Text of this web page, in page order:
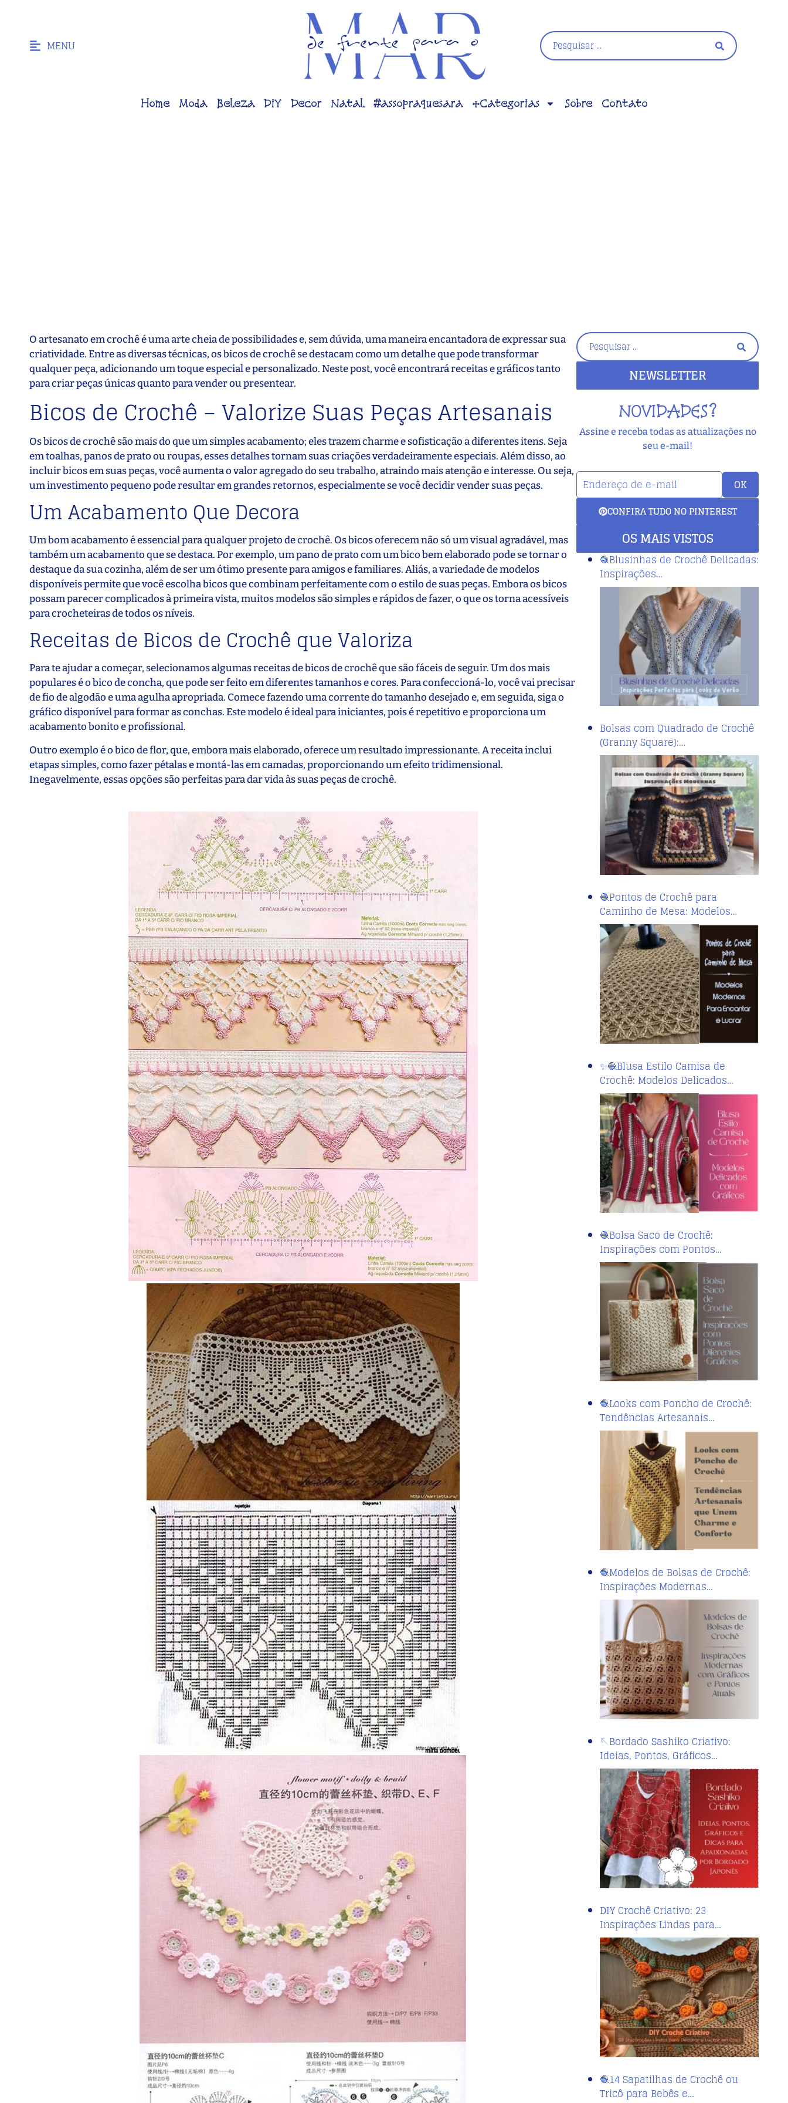
MENU
Home Moda Beleza DiY Decor Natal #assopraquesara +Categorias Sobre Contato
O artesanato em crochê é uma arte cheia de possibilidades e, sem dúvida, uma maneira encantadora de expressar sua
criatividade. Entre as diversas técnicas, os bicos de crochê se destacam como um detalhe que pode transformar
qualquer peça, adicionando um toque especial e personalizado. Neste post, você encontrará receitas e gráficos tanto
para criar peças únicas quanto para vender ou presentear.
Bicos de Crochê – Valorize Suas Peças Artesanais
Os bicos de crochê são mais do que um simples acabamento; eles trazem charme e sofisticação a diferentes itens. Seja
em toalhas, panos de prato ou roupas, esses detalhes tornam suas criações verdadeiramente especiais. Além disso, ao
incluir bicos em suas peças, você aumenta o valor agregado do seu trabalho, atraindo mais atenção e interesse. Ou seja,
um investimento pequeno pode resultar em grandes retornos, especialmente se você decidir vender suas peças.
Um Acabamento Que Decora
Um bom acabamento é essencial para qualquer projeto de crochê. Os bicos oferecem não só um visual agradável, mas
também um acabamento que se destaca. Por exemplo, um pano de prato com um bico bem elaborado pode se tornar o
destaque da sua cozinha, além de ser um ótimo presente para amigos e familiares. Aliás, a variedade de modelos
disponíveis permite que você escolha bicos que combinam perfeitamente com o estilo de suas peças. Embora os bicos
possam parecer complicados à primeira vista, muitos modelos são simples e rápidos de fazer, o que os torna acessíveis
para crocheteiras de todos os níveis.
Receitas de Bicos de Crochê que Valoriza
Para te ajudar a começar, selecionamos algumas receitas de bicos de crochê que são fáceis de seguir. Um dos mais
populares é o bico de concha, que pode ser feito em diferentes tamanhos e cores. Para confeccioná-lo, você vai precisar
de fio de algodão e uma agulha apropriada. Comece fazendo uma corrente do tamanho desejado e, em seguida, siga o
gráfico disponível para formar as conchas. Este modelo é ideal para iniciantes, pois é repetitivo e proporciona um
acabamento bonito e profissional.
Outro exemplo é o bico de flor, que, embora mais elaborado, oferece um resultado impressionante. A receita inclui
etapas simples, como fazer pétalas e montá-las em camadas, proporcionando um efeito tridimensional.
Inegavelmente, essas opções são perfeitas para dar vida às suas peças de crochê.
NEWSLETTER
NOVIDADES?
Assine e receba todas as atualizações no
seu e-mail!
OK
CONFIRA TUDO NO PINTEREST
OS MAIS VISTOS
🧶Blusinhas de Crochê Delicadas:
Inspirações…
Bolsas com Quadrado de Crochê
(Granny Square):…
🧶Pontos de Crochê para
Caminho de Mesa: Modelos…
✨🧶Blusa Estilo Camisa de
Crochê: Modelos Delicados…
🧶Bolsa Saco de Crochê:
Inspirações com Pontos…
🧶Looks com Poncho de Crochê:
Tendências Artesanais…
🧶Modelos de Bolsas de Crochê:
Inspirações Modernas…
🪡Bordado Sashiko Criativo:
Ideias, Pontos, Gráficos…
DIY Crochê Criativo: 23
Inspirações Lindas para…
🧶14 Sapatilhas de Crochê ou
Tricô para Bebês e…